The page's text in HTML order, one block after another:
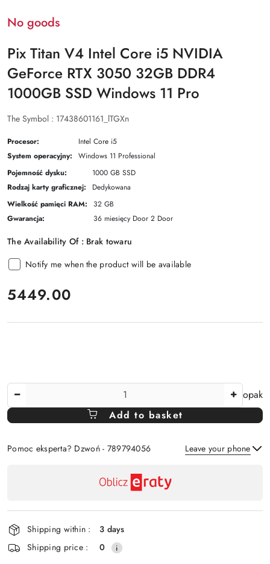
No goods
Pix Titan V4 Intel Core i5 NVIDIA
GeForce RTX 3050 32GB DDR4
1000GB SSD Windows 11 Pro
The Symbol : 17438601161_lTGXn
Procesor:
Intel Core i5
System operacyjny:
Windows 11 Professional
Pojemność dysku:
1000 GB SSD
Rodzaj karty graficznej:
Dedykowana
Wielkość pamięci RAM:
32 GB
Gwarancja:
36 miesięcy Door 2 Door
The Availability Of : Brak towaru
Notify me when the product will be available
price:
5449.00
Of
opak
Add to basket
Pomoc eksperta? Dzwoń - 789794056 Leave your phone
and
delivery
Shipping within :
3 days
Shipping price :
0